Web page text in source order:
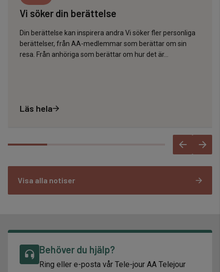
Vi söker din berättelse
Din berättelse kan inspirera andra Vi söker fler personliga
berättelser, från AA-medlemmar som berättar om sin
resa. Från anhöriga som berättar om hur det är...
Läs hela
Visa alla notiser
Behöver du hjälp?
Ring eller e-posta vår Tele-jour AA Telejour